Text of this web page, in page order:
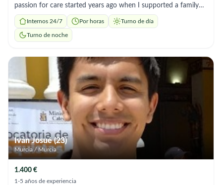
passion for care started years ago when I supported a family
friend Living with dementia and arthritis. That experience
opened my heart to this work and pushed me to grow my skills
through hands on training and real caregiving practice. I've
respect for their dignity. One of the moments that shaped me
most was helping an older gentleman who was shy about
receiving care, through calm reassurance and kindness, I
earned his trust and made him feel safe. I'm the kind of
caregiver who stays a little longer if someone needs me, who
listens, who notices the small things, and who treats every
person like family. My goal is simple: to bring comfort,
confidence, and companionship to anyone in my care.
Internos 24/7 Por horas Turno de día
Turno de noche
Iván Josué (23)
Murcia / Murcia
1.400 €
1-5 años de experiencia